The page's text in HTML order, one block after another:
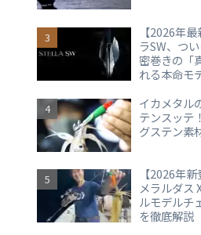
【2026年
ラSW、つ
密巻きの「
れる本命モ
イカメタル
テンスッテ
グステン素
【2026年
メラルダス
ルモデルチ
を徹底解説